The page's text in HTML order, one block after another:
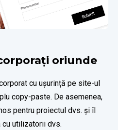
oriunde
cu ușurință pe site-ul
copy-paste. De asemenea,
pentru proiectul dvs. și îl
cu utilizatorii dvs.